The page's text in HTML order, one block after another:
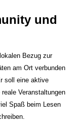
und
Bezug zur
am Ort verbunden
soll eine aktive
Veranstaltungen
Spaß beim Lesen